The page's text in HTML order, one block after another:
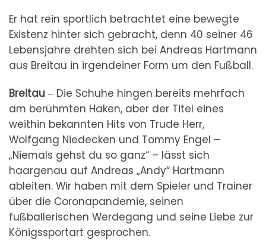
Er hat rein sportlich betrachtet eine bewegte
Existenz hinter sich gebracht, denn 40 seiner 46
Lebensjahre drehten sich bei Andreas Hartmann
aus Breitau in irgendeiner Form um den Fußball.
Breitau ‒ Die Schuhe hingen bereits mehrfach
am berühmten Haken, aber der Titel eines
weithin bekannten Hits von Trude Herr,
Wolfgang Niedecken und Tommy Engel –
„Niemals gehst du so ganz“ – lässt sich
haargenau auf Andreas „Andy“ Hartmann
ableiten. Wir haben mit dem Spieler und Trainer
über die Coronapandemie, seinen
fußballerischen Werdegang und seine Liebe zur
Königssportart gesprochen.